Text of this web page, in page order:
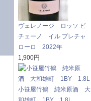
ヴェレノージ ロッソ ピ
チェーノ イル プレチャ
ローロ 2022年
1,900円
小笹屋竹鶴 純米原酒 大